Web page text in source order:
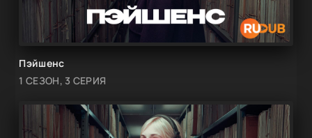
Пэйшенс
1 СЕЗОН, 3 СЕРИЯ